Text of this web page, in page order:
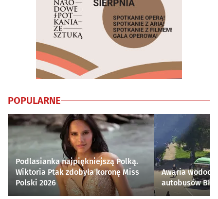
POPULARNE
Podlasianka najpiękniejszą Polką.
Wiktoria Ptak zdobyła koronę Miss
Polski 2026
Awaria
autobusów